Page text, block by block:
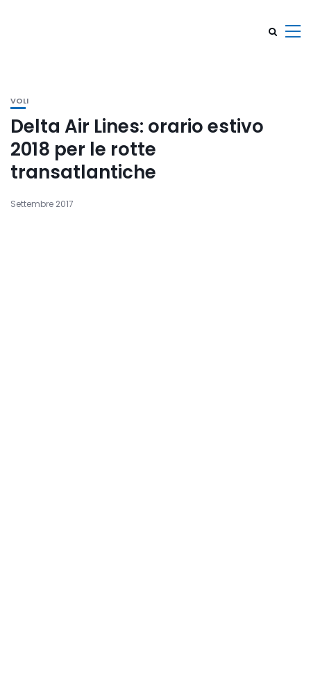
VOLI
Delta Air Lines: orario estivo
2018 per le rotte
transatlantiche
Settembre 2017